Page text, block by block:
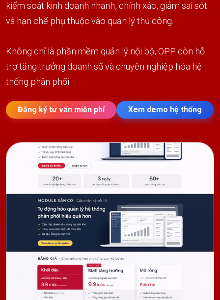
kiểm soát kinh doanh nhanh, chính xác, giảm sai sót
và hạn chế phụ thuộc vào quản lý thủ công.
Không chỉ là phần mềm quản lý nội bộ, OPP còn hỗ
trợ tăng trưởng doanh số và chuyên nghiệp hóa hệ
thống phân phối.
Đăng ký tư vấn miễn phí Xem demo hệ thống